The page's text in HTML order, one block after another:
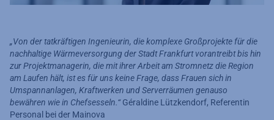
„Von der tatkräftigen Ingenieurin, die komplexe Großprojekte für die
nachhaltige Wärmeversorgung der Stadt Frankfurt vorantreibt bis hin
zur Projektmanagerin, die mit ihrer Arbeit am Stromnetz die Region
am Laufen hält, ist es für uns keine Frage, dass Frauen sich in
Umspannanlagen, Kraftwerken und Serverräumen genauso
bewähren wie in Chefsesseln.“Géraldine Lützkendorf, Referentin
Personal bei der Mainova